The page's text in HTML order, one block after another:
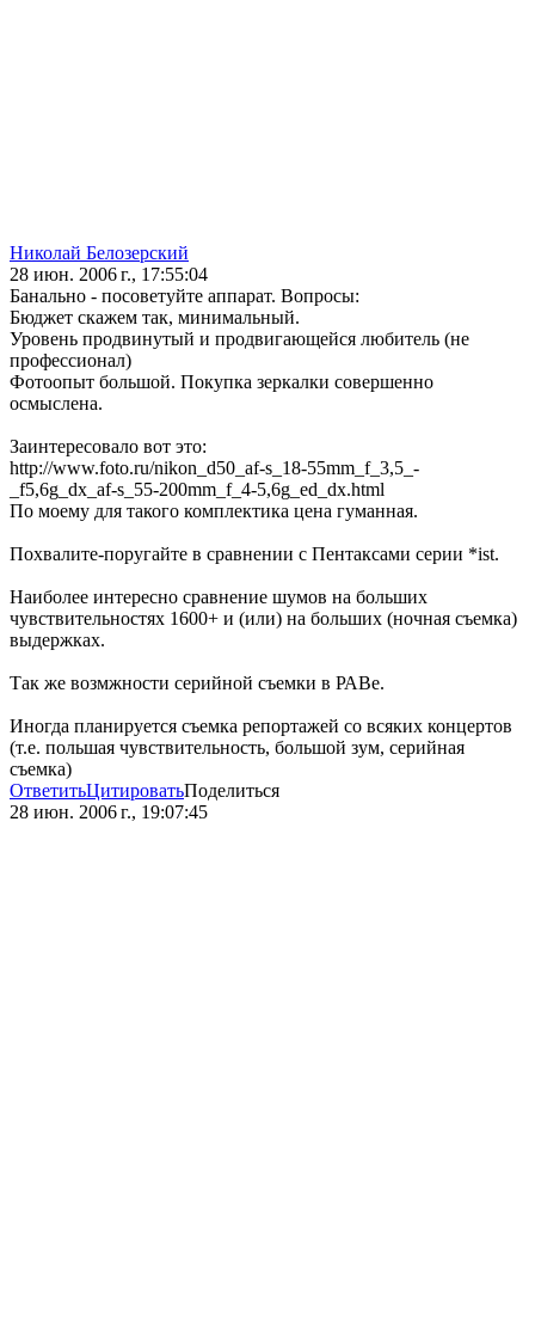
Николай Белозерский
28 июн. 2006 г., 17:55:04
Банально - посоветуйте аппарат. Вопросы:
Бюджет скажем так, минимальный.
Уровень продвинутый и продвигающейся любитель (не
профессионал)
Фотоопыт большой. Покупка зеркалки совершенно
осмыслена.
Заинтересовало вот это:
http://www.foto.ru/nikon_d50_af-s_18-55mm_f_3,5_-
_f5,6g_dx_af-s_55-200mm_f_4-5,6g_ed_dx.html
По моему для такого комплектика цена гуманная.
Похвалите-поругайте в сравнении с Пентаксами серии *ist.
Наиболее интересно сравнение шумов на больших
чувствительностях 1600+ и (или) на больших (ночная съемка)
выдержках.
Так же возмжности серийной съемки в РАВе.
Иногда планируется съемка репортажей со всяких концертов
(т.е. польшая чувствительность, большой зум, серийная
съемка)
ОтветитьЦитироватьПоделиться
28 июн. 2006 г., 19:07:45